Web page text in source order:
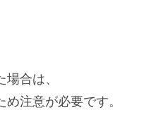
合は、
注意が必要です。